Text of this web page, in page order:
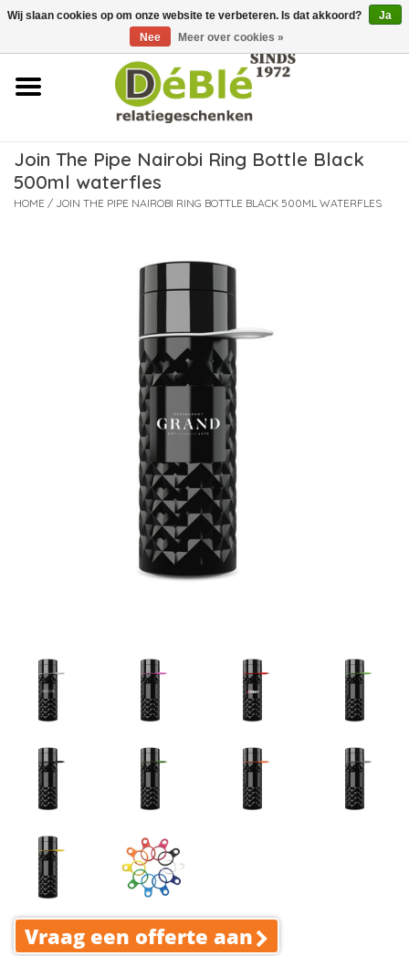
Over ons
Contact
Nieuws
Join The Pipe Nairobi Ring Bottle Black
500ml waterfles
HOME / JOIN THE PIPE NAIROBI RING BOTTLE BLACK 500ML WATERFLES
Vraag een offerte aan
Wij slaan cookies op om onze website te verbeteren. Is dat akkoord?
Ja
Nee
Meer over cookies »